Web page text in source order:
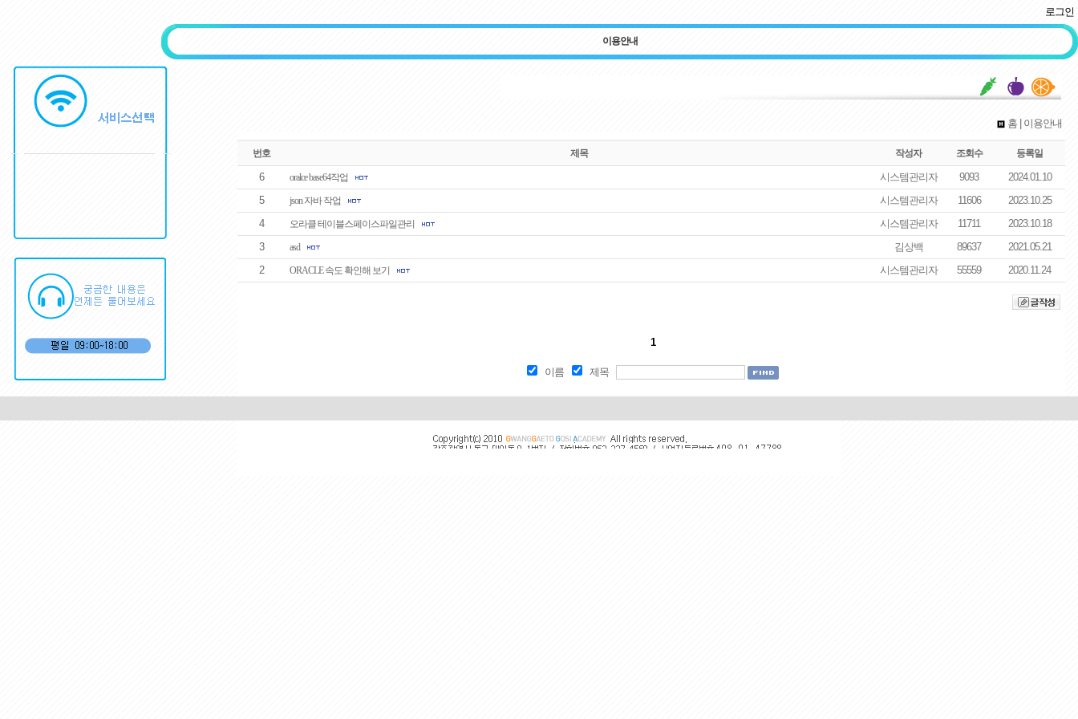
로그인
이용안내
홈 | 이용안내
번호 제목 작성자 조회수 등록일
6 oralce base64작업 시스템관리자 9093
2024.01.10
5
json 자바 작업 시스템관리자 11606
2023.10.25
4
오라클 테이블스페이스파일관리 시스템관리자 11711
2023.10.18
3
asd 김상백 89637
2021.05.21
2
ORACLE 속도 확인해 보기 시스템관리자 55559 2020.11.24
1
이름 제목